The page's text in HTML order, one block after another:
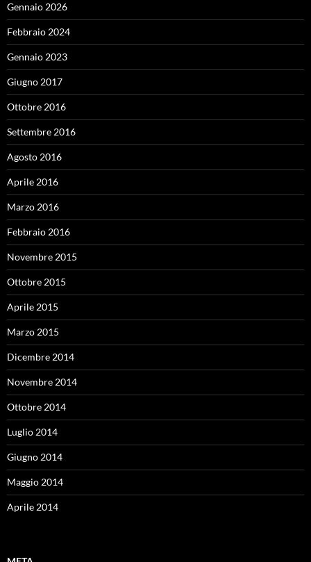
Gennaio 2026
Febbraio 2024
Gennaio 2023
Giugno 2017
Ottobre 2016
Settembre 2016
Agosto 2016
Aprile 2016
Marzo 2016
Febbraio 2016
Novembre 2015
Ottobre 2015
Aprile 2015
Marzo 2015
Dicembre 2014
Novembre 2014
Ottobre 2014
Luglio 2014
Giugno 2014
Maggio 2014
Aprile 2014